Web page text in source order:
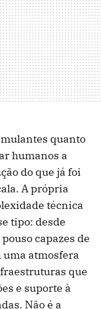
quanto
humanos a
do que já foi
A própria
técnica
tipo: desde
capazes de
atmosfera
que
e suporte à
Não é a